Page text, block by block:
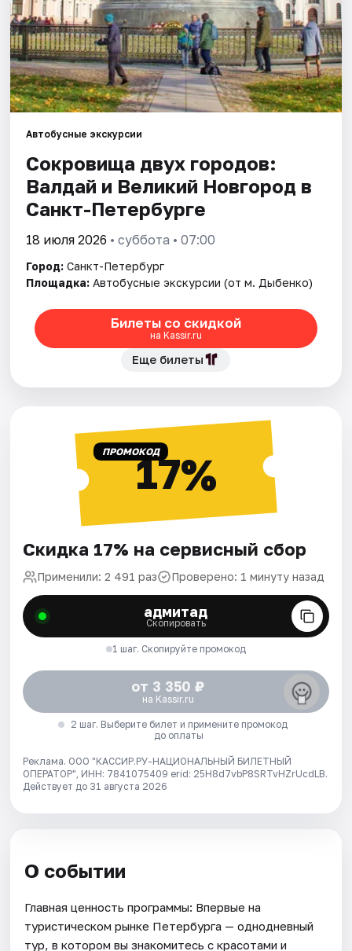
Автобусные экскурсии
Сокровища двух городов:
Валдай и Великий Новгород в
Санкт-Петербурге
18 июля 2026 • суббота • 07:00
Город: Санкт-Петербург
Площадка: Автобусные экскурсии (от м. Дыбенко)
Билеты со скидкой
на Kassir.ru
Еще билеты
ПРОМОКОД17%
Скидка 17% на сервисный сбор
Применили: 2 491 раз Проверено: 1 минуту назад
адмитад
Скопировать
1 шаг. Скопируйте промокод
от 3 350 ₽
на Kassir.ru
2 шаг. Выберите билет и примените промокод
до оплаты
Реклама. ООО "КАССИР.РУ-НАЦИОНАЛЬНЫЙ БИЛЕТНЫЙ
ОПЕРАТОР", ИНН: 7841075409 erid: 25H8d7vbP8SRTvHZrUcdLB.
Действует до 31 августа 2026
О событии
Главная ценность программы: Впервые на
туристическом рынке Петербурга — однодневный
тур, в котором вы знакомитесь с красотами и